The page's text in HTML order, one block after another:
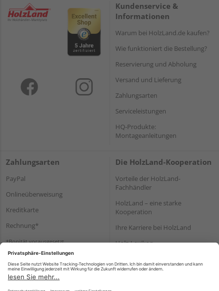
Kundenservice &
Informationen
Warum bei HolzLand.de kaufen?
Wie funktioniert die Bestellung?
Reservierung und Abholung
Versand und Lieferung
Zahlungsarten
Serviceleistungen
HQ-Produkte:
Montageanleitungen
Zahlungsarten
PayPal
Onlineüberweisung
Kreditkarte
Rechnung*
*Bonität vorausgesetzt
Die HolzLand-Kooperation
Vorteile der HolzLand-
Fachhändler
HolzLand – eine starke
Kooperation
Ihre Karriere bei HolzLand
Holz-Lexikon